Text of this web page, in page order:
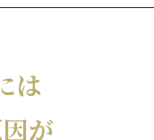
は
が